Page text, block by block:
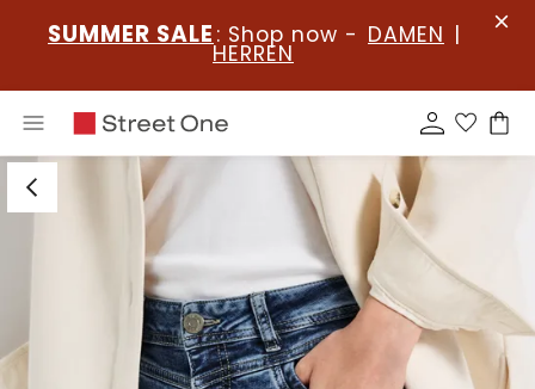
SUMMER SALE : Shop now - DAMEN |
HERREN